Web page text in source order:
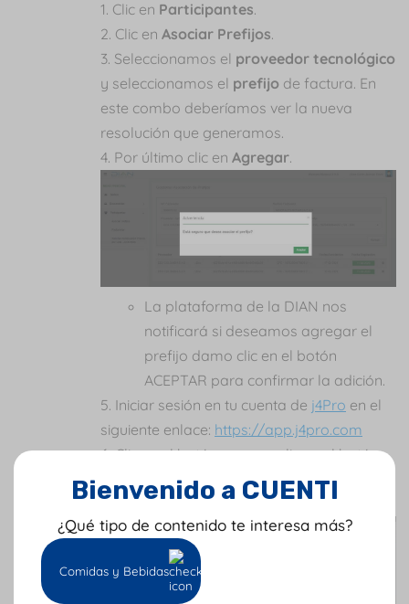
Clic en Participantes.
Clic en Asociar Prefijos.
Seleccionamos el proveedor tecnológico
y seleccionamos el prefijo de factura. En
este combo deberíamos ver la nueva
resolución que generamos.
Por último clic en Agregar.
La plataforma de la DIAN nos
notificará si deseamos agregar el
prefijo damo clic en el botón
ACEPTAR para confirmar la adición.
Iniciar sesión en tu cuenta de j4Pro en el
siguiente enlace: https://app.j4pro.com
Clic en el botónpasosy clic en el botón
antiguo link de pasos de factura
electrónica.
Bienvenido a CUENTI
¿Qué tipo de contenido te interesa más?
Comidas y Bebidas